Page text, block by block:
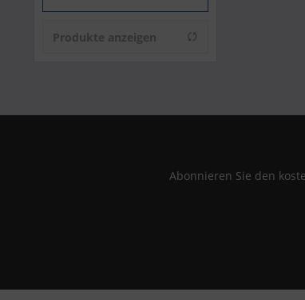
Produkte anzeigen
Abonnieren Sie den